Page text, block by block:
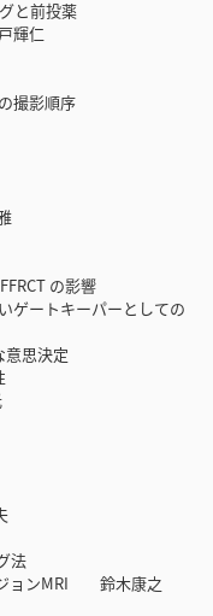
と前投薬
輝仁
撮影順序
の影響
ートキーパーとしての
思決定
法
ョンMRI 鈴木康之